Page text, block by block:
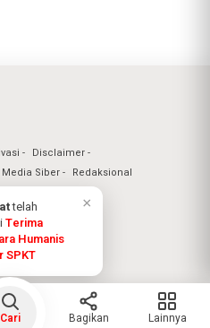
Disclaimer
Siber
Redaksional
Jaya 2026
Cari Bagikan Lainnya
telah
Terima
Humanis